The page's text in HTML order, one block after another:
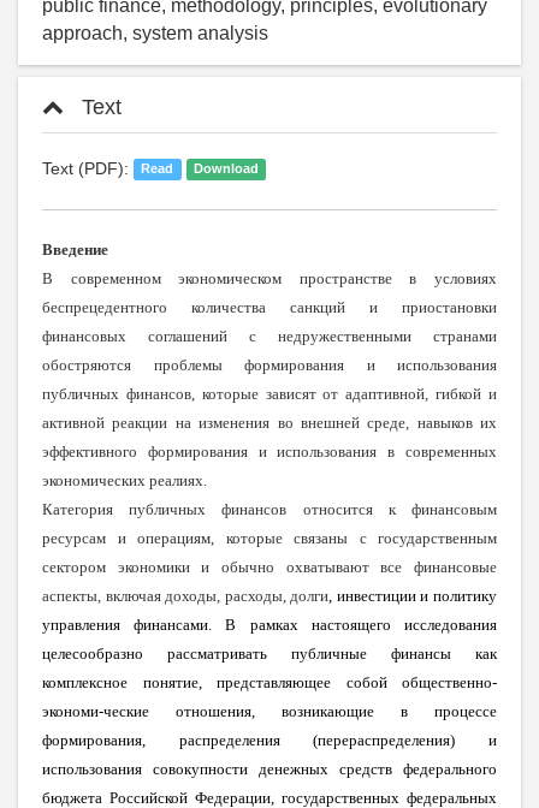
public finance, methodology, principles, evolutionary
approach, system analysis
Text
Text (PDF): Read Download
Введение
В современном экономическом пространстве в условиях
беспрецедентного количества санкций и приостановки
финансовых соглашений с недружественными странами
обостряются проблемы формирования и использования
публичных финансов, которые зависят от адаптивной, гибкой и
активной реакции на изменения во внешней среде, навыков их
эффективного формирования и использования в современных
экономических реалиях.
Категория публичных финансов относится к финансовым
ресурсам и операциям, которые связаны с государственным
сектором экономики и обычно охватывают все финансовые
аспекты, включая доходы, расходы, долги , инвестиции и политику
управления финансами. В рамках настоящего исследования
целесообразно рассматривать публичные финансы как
комплексное понятие, представляющее собой общественно-
экономи-ческие отношения, возникающие в процессе
формирования, распределения (перераспределения) и
использования совокупности денежных средств федерального
бюджета Российской Федерации, государственных федеральных